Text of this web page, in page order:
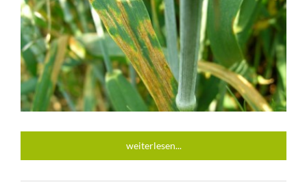
weiterlesen...